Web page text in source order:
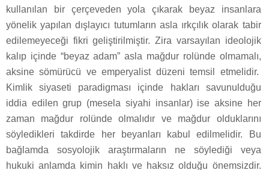
kullanılan bir çerçeveden yola çıkarak beyaz insanlara
yönelik yapılan dışlayıcı tutumların asla ırkçılık olarak tabir
edilemeyeceği fikri geliştirilmiştir. Zira varsayılan ideolojik
kalıp içinde “beyaz adam” asla mağdur rolünde olmamalı,
aksine sömürücü ve emperyalist düzeni temsil etmelidir.
Kimlik siyaseti paradigması içinde hakları savunulduğu
iddia edilen grup (mesela siyahi insanlar) ise aksine her
zaman mağdur rolünde olmalıdır ve mağdur olduklarını
söyledikleri takdirde her beyanları kabul edilmelidir. Bu
bağlamda sosyolojik araştırmaların ne söylediği veya
hukuki anlamda kimin haklı ve haksız olduğu önemsizdir.